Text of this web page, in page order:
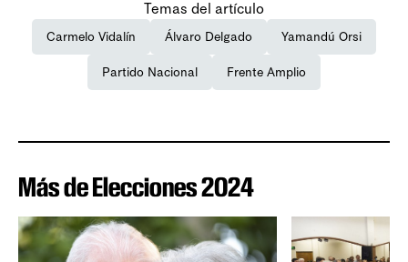
Temas del artículo
Carmelo Vidalín Álvaro Delgado Yamandú Orsi
Partido Nacional Frente Amplio
Más de Elecciones 2024